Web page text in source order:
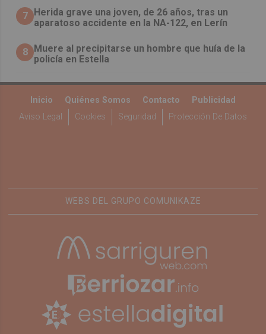
7
Herida grave una joven, de 26 años, tras un
aparatoso accidente en la NA-122, en Lerín
8
Muere al precipitarse un hombre que huía de la
policía en Estella
Inicio Quiénes Somos Contacto
Publicidad
Aviso Legal
Cookies Seguridad Protección De Datos
WEBS DEL GRUPO COMUNIKAZE